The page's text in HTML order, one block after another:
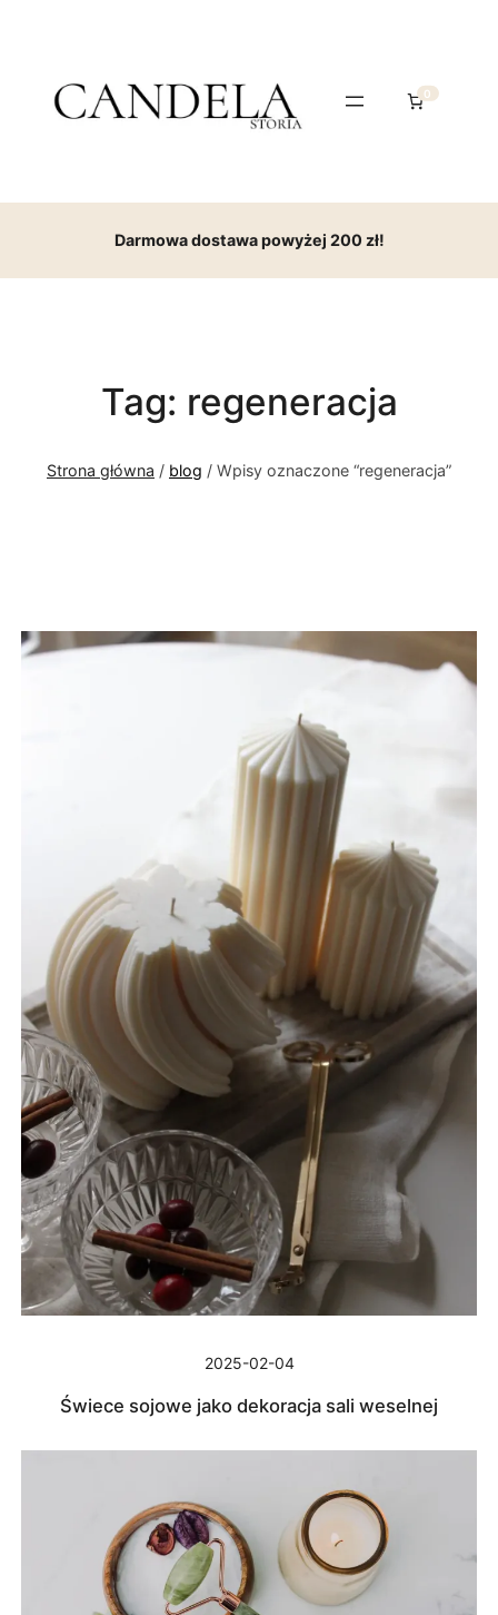
0
Darmowa dostawa powyżej 200 zł!
Tag: regeneracja
Strona główna / blog / Wpisy oznaczone “regeneracja”
2025-02-04
Świece sojowe jako dekoracja sali weselnej